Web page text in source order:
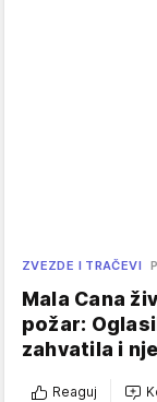
ZVEZDE I TRAČEVI
Mala Cana
požar:
zahvatila i
Reaguj